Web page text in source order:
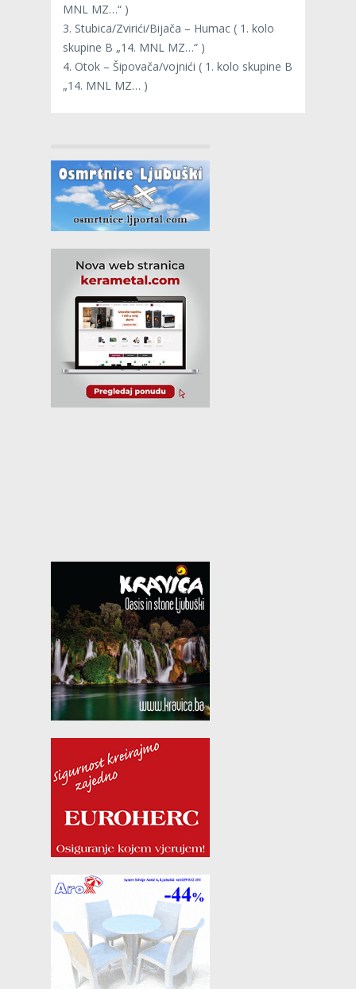
MNL MZ…“ )
3. Stubica/Zvirići/Bijača – Humac ( 1. kolo
skupine B „14. MNL MZ…“ )
4. Otok – Šipovača/vojnići ( 1. kolo skupine B
„14. MNL MZ… )